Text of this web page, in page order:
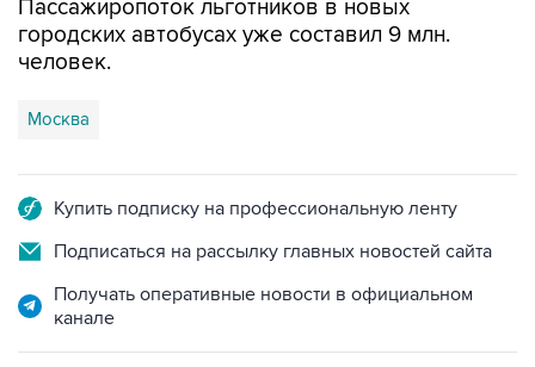
Пассажиропоток льготников в новых
городских автобусах уже составил 9 млн.
человек.
Москва
Купить подписку на профессиональную ленту
Подписаться на рассылку главных новостей сайта
Получать оперативные новости в официальном
канале